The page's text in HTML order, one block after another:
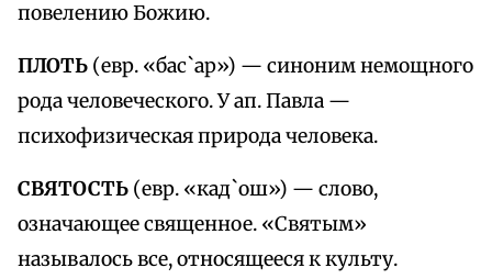
повелению Божию.
ПЛОТЬ (евр. «бас`ар») — синоним немощного
рода человеческого. У ап. Павла —
психофизическая природа человека.
СВЯТОСТЬ (евр. «кад`ош») — слово,
означающее священное. «Святым»
называлось все, относящееся к культу.